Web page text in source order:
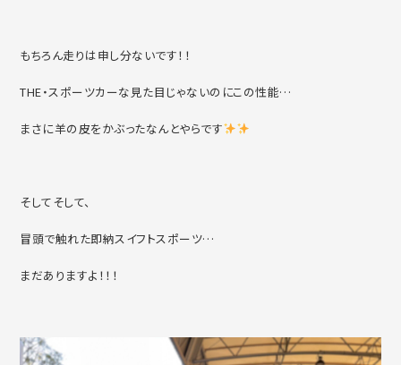
もちろん走りは申し分ないです！！
THE・スポーツカーな見た目じゃないのにこの性能…
まさに羊の皮をかぶったなんとやらです
そしてそして、
冒頭で触れた即納スイフトスポーツ…
まだありますよ！！！